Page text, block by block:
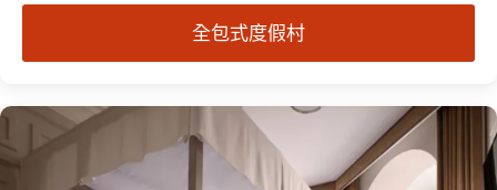
全包式度假村